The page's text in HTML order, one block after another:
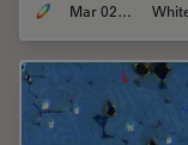
Mar 02, 2026